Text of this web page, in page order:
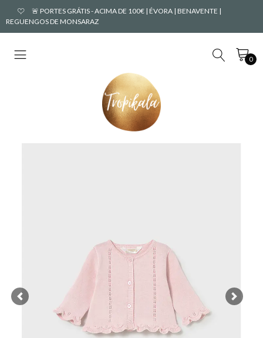
🚨 PORTES GRÁTIS - ACIMA DE 100€ | ÉVORA | BENAVENTE |
REGUENGOS DE MONSARAZ
0
Previous Next